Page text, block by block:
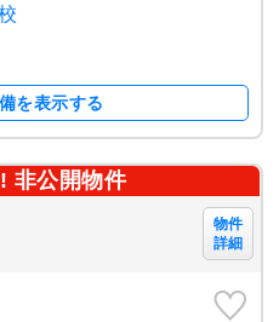
を表示する
非公開物件
物件
詳細